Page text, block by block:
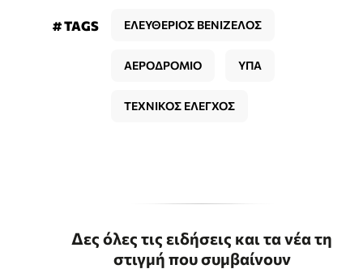
# TAGS ΕΛΕΥΘΕΡΙΟΣ ΒΕΝΙΖΕΛΟΣ
ΑΕΡΟΔΡΟΜΙΟ ΥΠΑ
ΤΕΧΝΙΚΟΣ ΕΛΕΓΧΟΣ
Δες όλες τις ειδήσεις και τα νέα τη
στιγμή που συμβαίνουν